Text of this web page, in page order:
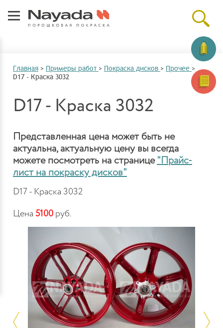
Главная > Примеры работ > Покраска дисков > Прочее >
D17 - Краска 3032
D17 - Краска 3032
Представленная цена может быть не
актуальна, актуальную цену вы всегда
можете посмотреть на странице "Прайс-
лист на покраску дисков"
D17 - Краска 3032
Цена 5100 руб.